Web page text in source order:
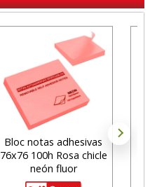
Bloc notas adhesivas
76x76 100h Rosa chicle
neón fluor